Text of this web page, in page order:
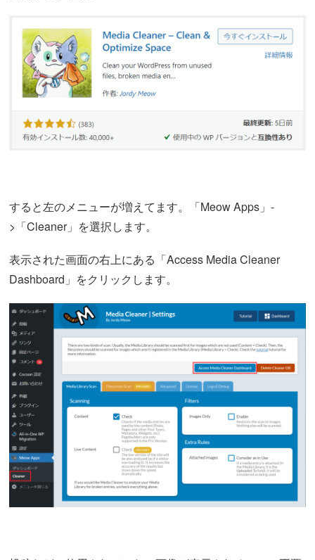
すると左のメニューが増えてます。「Meow Apps」-
>「Cleaner」を選択します。
表示された画面の右上にある「Access Media Cleaner
Dashboard」をクリックします。